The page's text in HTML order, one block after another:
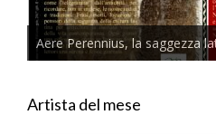
Aere Perennius, la saggezza
Artista del mese